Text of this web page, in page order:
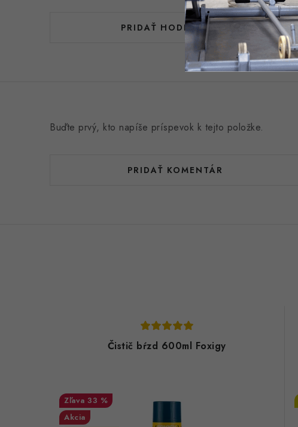
PRIDAŤ HODNOTENIE
Buďte prvý, kto napíše príspevok k tejto položke.
PRIDAŤ KOMENTÁR
Čistič bŕzd 600ml Foxigy
33 %
Akcia